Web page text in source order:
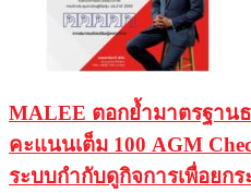
MALEE ตอกย้ำมาตรฐาน
คะแนนเต็ม 100 AGM
ระบบกำกับดูกิจการเพื่อยก